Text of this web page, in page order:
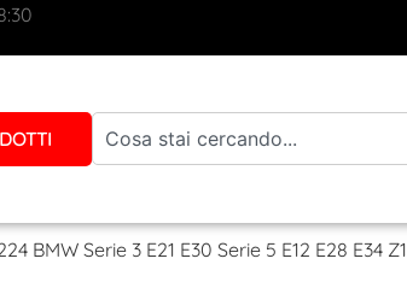
BMW Serie 3 E21 E30 Serie 5 E12 E28 E34 Z1